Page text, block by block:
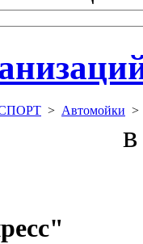
> Автомойки